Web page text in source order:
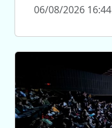
06/08/2026 16:44